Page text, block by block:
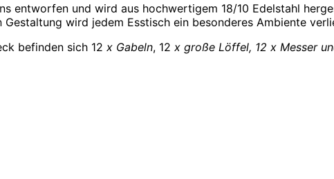
entworfen und wird aus hochwertigem 18/10 Edelstahl
wird jedem Esstisch ein besonderes Ambiente
befinden sich 12 x Gabeln, 12 x große Löffel, 12 x Messer